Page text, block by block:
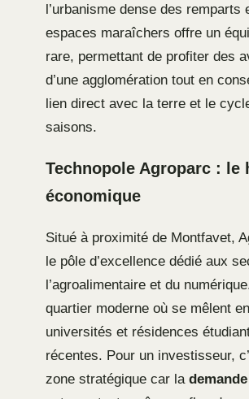
l’urbanisme dense des remparts
espaces maraîchers offre un
rare, permettant de profiter des
d’une agglomération tout en
lien direct avec la terre et le
saisons.
Technopole Agroparc : le
économique
Situé à proximité de Montfavet,
le pôle d’excellence dédié aux
l’agroalimentaire et du
quartier moderne où se mêlent
universités et résidences
récentes. Pour un investisseur,
zone stratégique car la